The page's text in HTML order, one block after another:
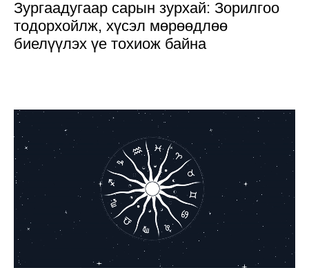
Зургаадугаар сарын зурхай: Зорилгоо
тодорхойлж, хүсэл мөрөөдлөө
биелүүлэх үе тохиож байна